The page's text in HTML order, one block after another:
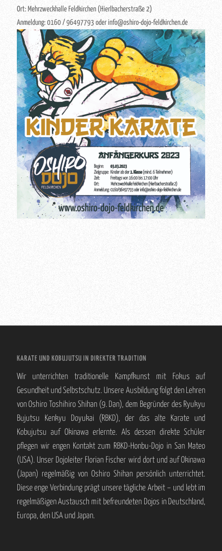
Ort: Mehrzweckhalle Feldkirchen (Hierlbacherstraße 2)
Anmeldung: 0160 / 96497793 oder info@oshiro-dojo-feldkirchen.de
KARATE UND KOBUJUTSU IN DIREKTER TRADITION
Wir unterrichten traditionelle Kampfkunst mit Fokus auf
Gesundheit und Selbstschutz. Unsere Ausbildung folgt den Lehren
von Oshiro Toshihiro Shihan (9. Dan), dem Begründer des Ryukyu
Bujutsu Kenkyu Doyukai (RBKD), der das alte Karate und
Kobujutsu auf Okinawa erlernte. Als dessen direkte Schüler
pflegen wir engen Kontakt zum RBKD-Honbu-Dojo in San Mateo
(USA). Unser Dojoleiter Florian Fischer wird dort und auf Okinawa
(Japan) regelmäßig von Oshiro Shihan persönlich unterrichtet.
Diese enge Verbindung prägt unsere tägliche Arbeit – und lebt im
regelmäßigen Austausch mit befreundeten Dojos in Deutschland,
Europa, den USA und Japan.